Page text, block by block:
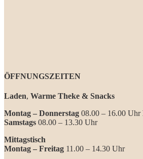
ÖFFNUNGSZEITEN
Laden, Warme Theke & Snacks
Montag – Donnerstag 08.00 – 16.00 Uhr
Samstags 08.00 – 13.30 Uhr
Mittagstisch
Montag – Freitag 11.00 – 14.30 Uhr